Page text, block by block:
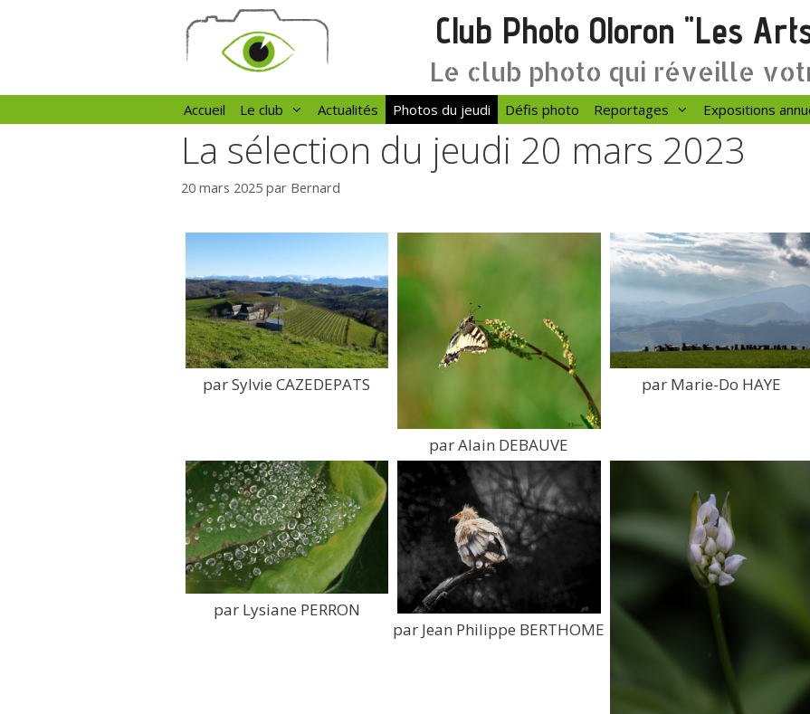
Club Photo Oloron "Les
Le club photo qui réveille
Accueil Le club Actualités Photos du jeudi Défis photo Reportages Expositions
La sélection du jeudi 20 mars 2023
20 mars 2025 par Bernard
par Sylvie CAZEDEPATS
par Alain DEBAUVE
par Marie-Do HAYE
par Lysiane PERRON
par Jean Philippe BERTHOME